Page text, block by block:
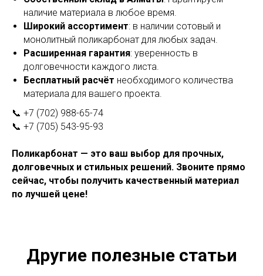
наличие материала в любое время.
Широкий ассортимент: в наличии сотовый и
монолитный поликарбонат для любых задач.
Расширенная гарантия: уверенность в
долговечности каждого листа.
Бесплатный расчёт необходимого количества
материала для вашего проекта.
📞 +7 (702) 988-65-74
📞 +7 (705) 543-95-93
Поликарбонат — это ваш выбор для прочных,
долговечных и стильных решений. Звоните прямо
сейчас, чтобы получить качественный материал
по лучшей цене!
Другие полезные статьи